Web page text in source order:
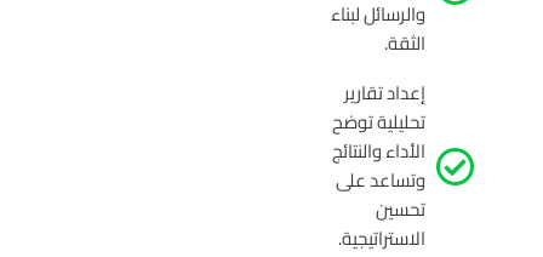
والرسائل لبناء
الثقة.
إعداد تقارير
تحليلية توضح
الأداء والنتائج
وتساعد على
تحسين
الاستراتيجية.